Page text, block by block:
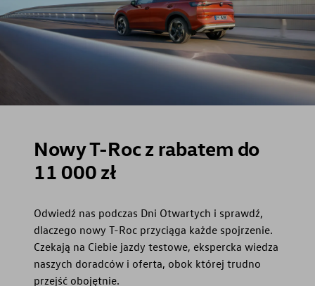
Nowy T-Roc z rabatem do
11 000 zł
Odwiedź nas podczas Dni Otwartych i sprawdź,
dlaczego nowy T-Roc przyciąga każde spojrzenie.
Czekają na Ciebie jazdy testowe, ekspercka wiedza
naszych doradców i oferta, obok której trudno
przejść obojętnie.